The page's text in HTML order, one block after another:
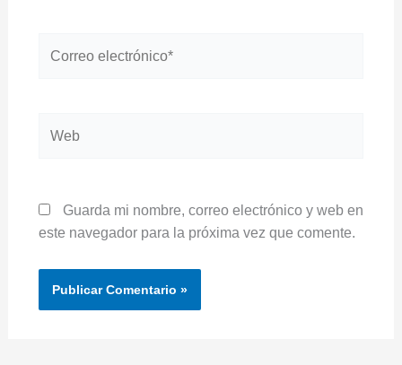
electrónico*
Guarda mi nombre, correo electrónico y web en
este navegador para la próxima vez que comente.